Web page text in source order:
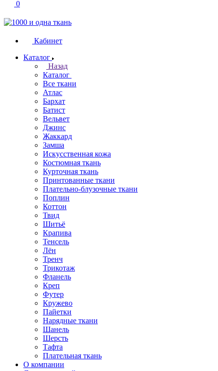
0
Кабинет
Каталог
Назад
Каталог
Все ткани
Атлас
Бархат
Батист
Вельвет
Джинс
Жаккард
Замша
Искусственная кожа
Костюмная ткань
Курточная ткань
Принтованные ткани
Плательно-блузочные ткани
Поплин
Коттон
Твид
Шитьё
Крапива
Тенсель
Лён
Тренч
Трикотаж
Фланель
Креп
Футер
Кружево
Пайетки
Нарядные ткани
Шанель
Шерсть
Тафта
Плательная ткань
О компании